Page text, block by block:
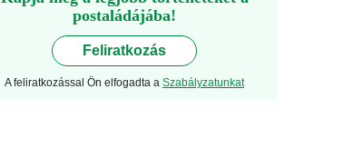
postaládájába!
Feliratkozás
A feliratkozással Ön elfogadta a Szabályzatunkat